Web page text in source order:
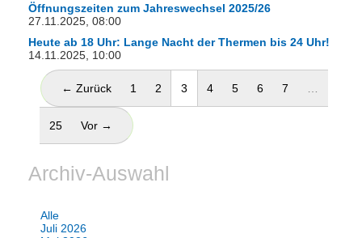
Öffnungszeiten zum Jahreswechsel 2025/26
27.11.2025, 08:00
Heute ab 18 Uhr: Lange Nacht der Thermen bis 24 Uhr!
14.11.2025, 10:00
← Zurück 1 2 3 (aktuell)
4 5 6 7 …
25 Vor →
Archiv-Auswahl
Alle
Juli 2026